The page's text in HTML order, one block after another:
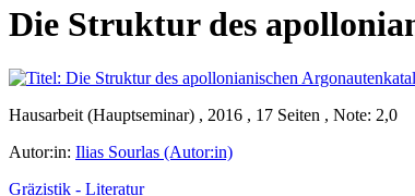
Die Struktur des
Hausarbeit (Hauptseminar) , 2016 , 17 Seiten , Note: 2,0
Autor:in: Ilias Sourlas (Autor:in)
Gräzistik - Literatur